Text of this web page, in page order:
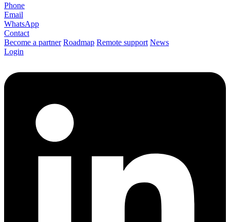
Phone
Email
WhatsApp
Contact
Become a partner Roadmap Remote support News
Login